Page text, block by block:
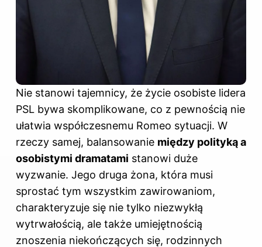
Nie stanowi tajemnicy, że życie osobiste lidera
PSL bywa skomplikowane, co z pewnością nie
ułatwia współczesnemu Romeo sytuacji. W
rzeczy samej, balansowanie między polityką a
osobistymi dramatami stanowi duże
wyzwanie. Jego druga żona, która musi
sprostać tym wszystkim zawirowaniom,
charakteryzuje się nie tylko niezwykłą
wytrwałością, ale także umiejętnością
znoszenia niekończących się, rodzinnych